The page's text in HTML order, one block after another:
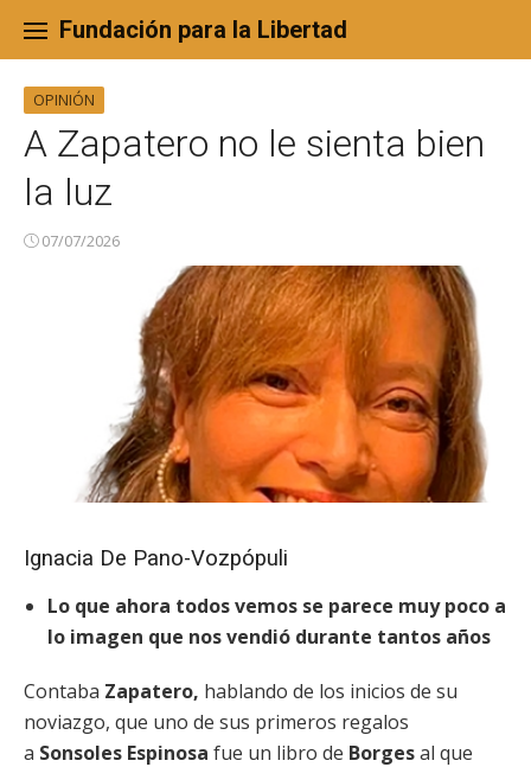
content
Fundación para la Libertad
OPINIÓN
A Zapatero no le sienta bien
la luz
07/07/2026
Ignacia De Pano-Vozpópuli
Lo que ahora todos vemos se parece muy poco a
lo imagen que nos vendió durante tantos años
Contaba Zapatero, hablando de los inicios de su
noviazgo, que uno de sus primeros regalos
a Sonsoles Espinosa fue un libro de Borgesal que